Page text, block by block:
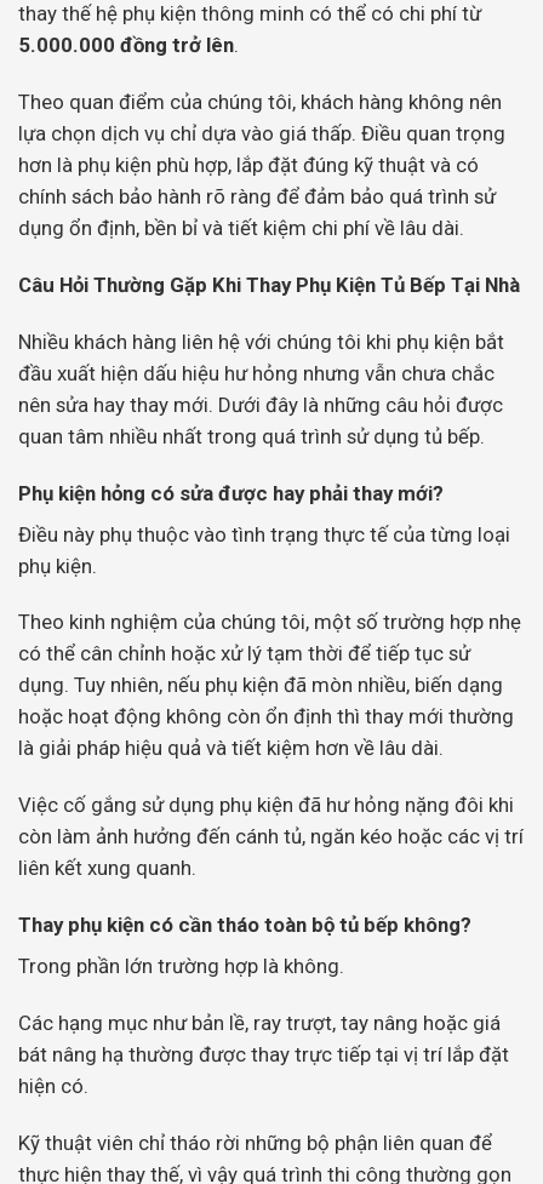
thay thế hệ phụ kiện thông minh có thể có chi phí từ
5.000.000 đồng trở lên.
Theo quan điểm của chúng tôi, khách hàng không nên
lựa chọn dịch vụ chỉ dựa vào giá thấp. Điều quan trọng
hơn là phụ kiện phù hợp, lắp đặt đúng kỹ thuật và có
chính sách bảo hành rõ ràng để đảm bảo quá trình sử
dụng ổn định, bền bỉ và tiết kiệm chi phí về lâu dài.
Câu Hỏi Thường Gặp Khi Thay Phụ Kiện Tủ Bếp Tại Nhà
Nhiều khách hàng liên hệ với chúng tôi khi phụ kiện bắt
đầu xuất hiện dấu hiệu hư hỏng nhưng vẫn chưa chắc
nên sửa hay thay mới. Dưới đây là những câu hỏi được
quan tâm nhiều nhất trong quá trình sử dụng tủ bếp.
Phụ kiện hỏng có sửa được hay phải thay mới?
Điều này phụ thuộc vào tình trạng thực tế của từng loại
phụ kiện.
Theo kinh nghiệm của chúng tôi, một số trường hợp nhẹ
có thể cân chỉnh hoặc xử lý tạm thời để tiếp tục sử
dụng. Tuy nhiên, nếu phụ kiện đã mòn nhiều, biến dạng
hoặc hoạt động không còn ổn định thì thay mới thường
là giải pháp hiệu quả và tiết kiệm hơn về lâu dài.
Việc cố gắng sử dụng phụ kiện đã hư hỏng nặng đôi khi
còn làm ảnh hưởng đến cánh tủ, ngăn kéo hoặc các vị trí
liên kết xung quanh.
Thay phụ kiện có cần tháo toàn bộ tủ bếp không?
Trong phần lớn trường hợp là không.
Các hạng mục như bản lề, ray trượt, tay nâng hoặc giá
bát nâng hạ thường được thay trực tiếp tại vị trí lắp đặt
hiện có.
Kỹ thuật viên chỉ tháo rời những bộ phận liên quan để
thực hiện thay thế, vì vậy quá trình thi công thường gọn